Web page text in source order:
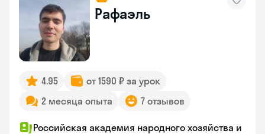
Рафаэль
4.95
от 1590 ₽ за урок
2 месяца опыта
7 отзывов
Российская академия народного хозяйства и